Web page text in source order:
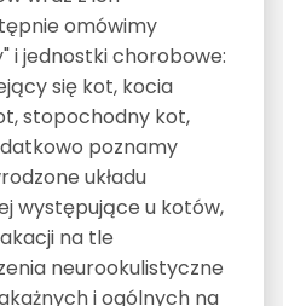
omówimy
i jednostki chorobowe:
się kot, kocia
stopochodny kot,
poznamy
układu
występujące u kotów,
na tle
neurookulistyczne
i ogólnych na